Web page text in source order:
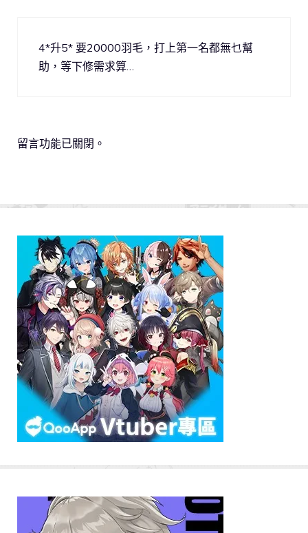
4*升5* 要20000羽毛，打上第一名都無乜幫
助，等下修需求算…
留言功能已關閉。